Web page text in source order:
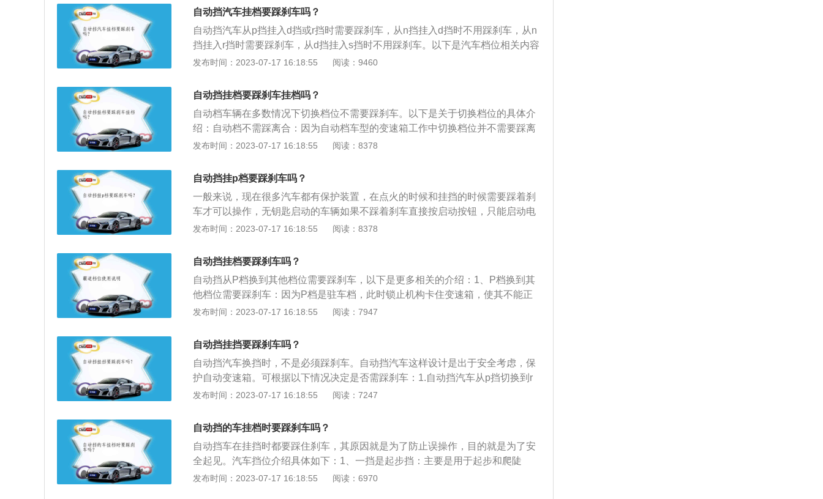
拉手刹，还不用踩刹车就能将P档切出，车辆会立即发生后溜，后果不堪设想。
为了避免这种情况发生，所以在P档设置电磁阀锁定功能，必须踩下刹车才能解
除。N档切入D档或R档需要踩刹车：N档是汽车的空挡。发动机的动力直接传递
至变速箱，如果此时没有踩刹车就能直接启动汽车，当车主一挂入D档或R档就会
前进或后退，如果是操作失误的情况，一样很难快速反应刹车，所以依然存在发
自动挡汽车挂档要踩刹车吗？
自动挡汽车从p挡挂入d挡或r挡时需要踩刹车，从n挡挂入d挡时不用踩刹车，从n
挡挂入r挡时需要踩刹车，从d挡挂入s挡时不用踩刹车。以下是汽车档位相关内容
介绍：汽车档位介绍：汽车档位通常有D档、R档、P档、N档、S档组成，其中D
模式的车型）。档位使用注意事项：车辆一定要在完全停止时才可使用P档，否
则自动变速器的机械部分会受到损坏。当停车不用时，档位在此，此时车轮处于
机械抱死状态，配合手刹可以防止汽车溜动。
发布时间：2023-07-17 16:18:55 阅读：9460
自动挡挂档要踩刹车挂档吗？
自动档车辆在多数情况下切换档位不需要踩刹车。以下是关于切换档位的具体介
绍：自动档不需踩离合：因为自动档车型的变速箱工作中切换档位并不需要踩离
合来释放离合片，所以在需要行车的时候只需要将档位挂入D档就可以。在正常
当车辆处于空档或者是P档时，如果需要切换进入行驶档，必须要踩刹车。
发布时间：2023-07-17 16:18:55 阅读：8378
自动挡挂p档要踩刹车吗？
一般来说，现在很多汽车都有保护装置，在点火的时候和挂挡的时候需要踩着刹
车才可以操作，无钥匙启动的车辆如果不踩着刹车直接按启动按钮，只能启动电
源，只有踩着刹车才可以顺利把汽车发动；有些车则是需要踩着刹车才可以把档
锁止销。当换挡杆处于P挡时，电磁阀断电，锁止销弹出，卡在变速杆总成的固
定板上，从而将换挡杆锁死在P挡上；当踩下刹车时，刹车开关给变速箱控制单
元发送一个解锁信号，然后电磁阀通电，将铁芯吸合，锁止销缩回，P挡被解
锁，变速杆就可以自动挂入其它挡位。P挡锁的影响：当把挡位挂到P挡时，自动
变速箱中会有一个锁止齿轮来卡住变速箱，因此，在挂住P挡时，轮子有任何移
地操作P挡。
发布时间：2023-07-17 16:18:55 阅读：8378
自动挡挂档要踩刹车吗？
自动挡从P档换到其他档位需要踩刹车，以下是更多相关的介绍：1、P档换到其
他档位需要踩刹车：因为P档是驻车档，此时锁止机构卡住变速箱，使其不能正
常转动，属于刚性锁止功能。目的是为防止车辆停的路面不平整，从而发生溜车
还不用踩刹车就能将P档切出，车辆会立即发生后溜，后果不堪设想。为避免这
种情况发生，所以在P档设置电磁阀锁定功能，必须踩下刹车才能解除。2、N档
切入D档或R档需要踩刹车：N档是汽车的空挡。发动机的动力直接传递至变速
箱，如果此时没有踩刹车就能直接启动汽车，当车主一挂入D档或R档就会前进或
后退，如果是操作失误的情况，一样很难快速反应刹车，所以依然存在发生事故
挂R挡还是必须要踩刹车。3、行车途中不需要踩刹车：自动挡的档杆并不是像手
动挡那样直接机械连接变速箱齿轮，也就是档杆从d档切至s档时，提供的只是电
信号。变速箱控制系统接收到这个信号，再根据信号改变齿轮的输出比。除d档
之类。当然你行驶中切换至P档或者R档还是要踩刹车，不过这是作死行为，切勿
发布时间：2023-07-17 16:18:55 阅读：7947
自动挡挂挡要踩刹车吗？
自动挡汽车换挡时，不是必须踩刹车。自动挡汽车这样设计是出于安全考虑，保
护自动变速箱。可根据以下情况决定是否需踩刹车：1.自动挡汽车从p挡切换到r
挡需要踩刹车。2.从p挡切换到d挡需要踩刹车。3.从d挡切换到n挡不需要踩刹
换到r挡需要踩刹车。7.从d挡切换到s挡不需要踩刹车。
发布时间：2023-07-17 16:18:55 阅读：7247
自动挡的车挂档时要踩刹车吗？
自动挡车在挂挡时都要踩住刹车，其原因就是为了防止误操作，目的就是为了安
全起见。汽车挡位介绍具体如下：1、一挡是起步挡：主要是用于起步和爬陡
坡，小型轿车除非特殊情况外，应该选择一挡起步，大型车辆的一挡按满载起步
发布时间：2023-07-17 16:18:55 阅读：6970